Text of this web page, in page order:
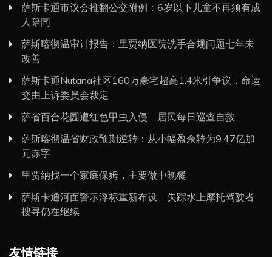
萨斯卡通市议会推翻公交附例：6岁以下儿童不再须有成
人陪同
萨斯喀彻温审计报告：里贾纳医院洗手合规问题七年未
改善
萨斯卡通Nutana社区160万豪宅超高1.4米引争议，命运
交由上诉委员会裁定
萨省百合花园遭红色甲虫入侵 居民每日巡查自救
萨斯喀彻温省财政预期逆转：从小幅盈余转为9.47亿加
元赤字
里贾纳找一个家庭保姆，主要做中晚餐
萨斯卡通河面警示浮标重新布设 失踪水上摩托驾驶者
搜寻仍在继续
友情链接